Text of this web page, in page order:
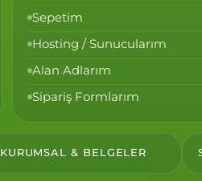
Sepetim
Hosting / Sunucularım
Alan Adlarım
Sipariş Formlarım
KURUMSAL & BELGELER